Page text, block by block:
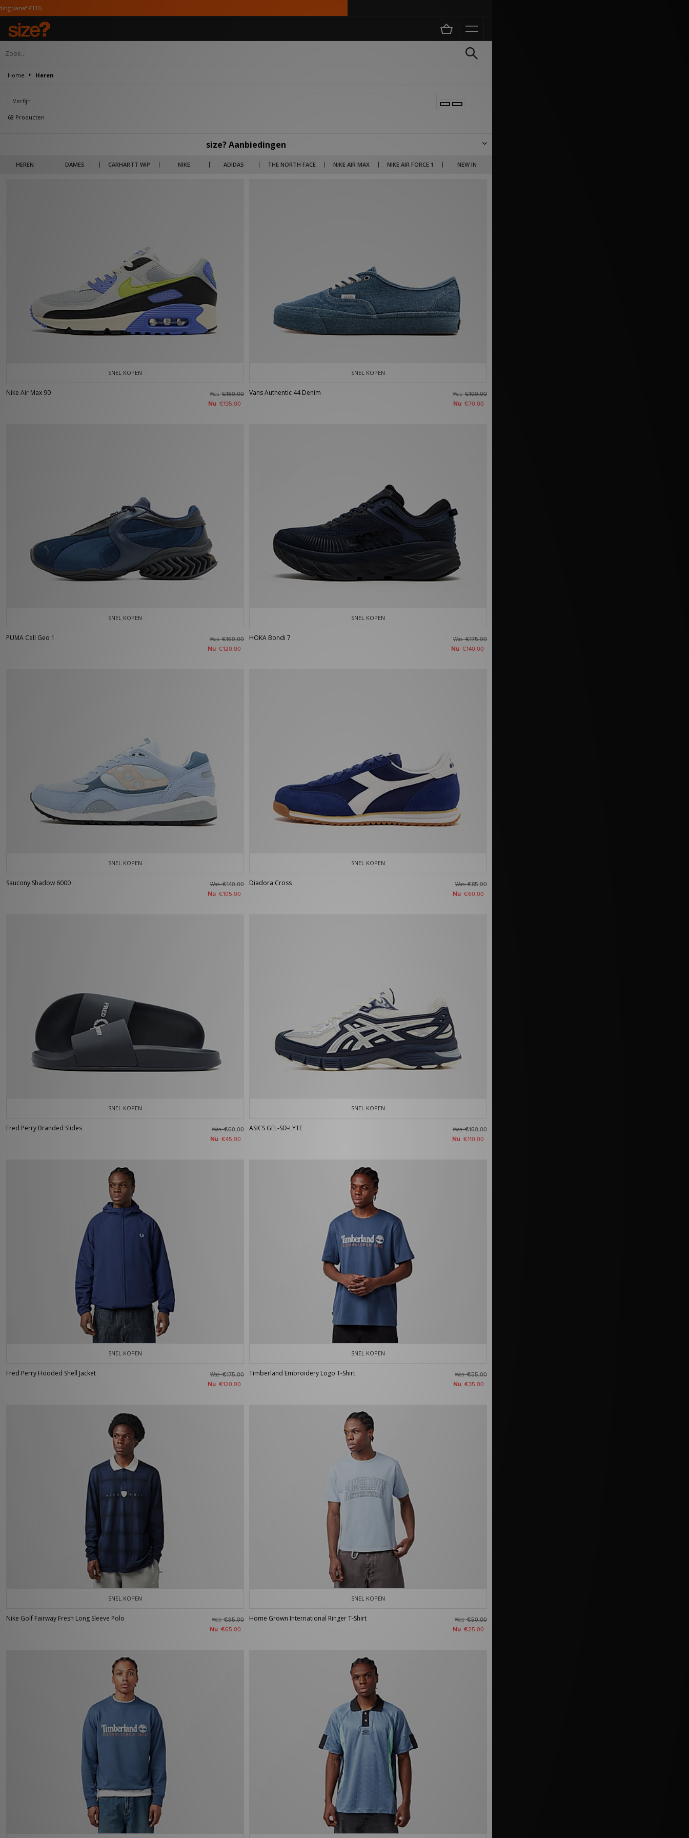
Home Heren
Verfijn
68 Producten
size? Aanbiedingen
HEREN DAMES CARHARTT WIP NIKE ADIDAS THE NORTH FACE NIKE AIR MAX NIKE AIR FORCE 1 NEW IN
Heat for the low! Ontdek hier schoenen, kleding en accessoires met korting. Van merken als Billionaire Boys Club, Salomon en Jordan tot lifestyle brands als Carhartt WIP,
Nike, adidas Originals, New Balance & The North Face. Al jouw favoriete merken en items nu in de uitverkoop met kortingen die kunnen oplopen tot wel 50% korting.
SNEL KOPEN
Nike Air Max 90 Was€160,00
Nu €135,00
SNEL KOPEN
Vans Authentic 44 Denim Was€100,00
Nu €70,00
SNEL KOPEN
PUMA Cell Geo 1 Was€160,00
Nu €120,00
SNEL KOPEN
HOKA Bondi 7 Was€175,00
Nu €140,00
SNEL KOPEN
Saucony Shadow 6000 Was€140,00
Nu €105,00
SNEL KOPEN
Diadora Cross Was€85,00
Nu €60,00
SNEL KOPEN
Fred Perry Branded Slides Was€60,00
Nu €45,00
SNEL KOPEN
ASICS GEL-SD-LYTE Was€160,00
Nu €110,00
SNEL KOPEN
Fred Perry Hooded Shell Jacket Was€175,00
Nu €120,00
SNEL KOPEN
Timberland Embroidery Logo T-Shirt Was€55,00
Nu €35,00
SNEL KOPEN
Nike Golf Fairway Fresh Long Sleeve Polo Was€95,00
Nu €65,00
SNEL KOPEN
Home Grown International Ringer T-Shirt Was€50,00
Nu €25,00